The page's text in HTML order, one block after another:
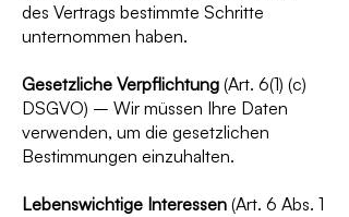
des Vertrags bestimmte Schritte
unternommen haben.
Gesetzliche Verpflichtung (Art. 6(1) (c)
DSGVO) – Wir müssen Ihre Daten
verwenden, um die gesetzlichen
Bestimmungen einzuhalten.
Lebenswichtige Interessen (Art. 6 Abs. 1